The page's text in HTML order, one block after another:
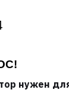
нужен